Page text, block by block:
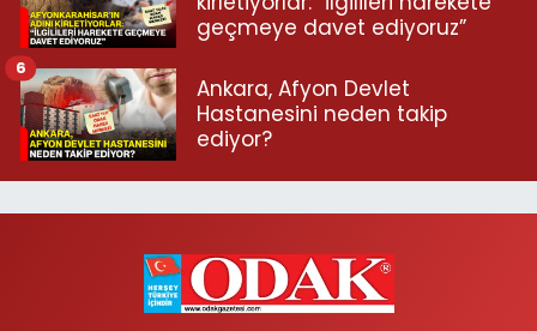
geçmeye davet ediyoruz”
Ankara, Afyon Devlet
Hastanesini neden takip
ediyor?
6